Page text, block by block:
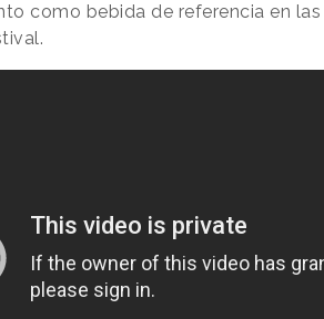
como bebida de referencia en